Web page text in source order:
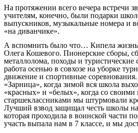
На протяжении всего вечера встречи
учителям, конечно, были подарки
выпускников, музыкальные номера и
«на диванчике».
А вспомнить было что… Кипела
Олега Кошевого. Пионерские сборы,
металлолома, походы и туристические
работа осенью в совхозе на уборке
движение и спортивные
«Зарница», когда зимой вся школа
«красных» и «белых», когда со
старшеклассниками мы штурмовали
Лучший взвод защищал честь школы
которая проходила в воинской части
участь выпала нам в 7 классе, и мы